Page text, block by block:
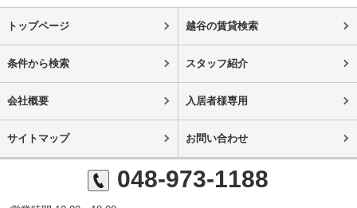
トップページ 越谷の賃貸検索
条件から検索 スタッフ紹介
会社概要 入居者様専用
サイトマップ お問い合わせ
048-973-1188